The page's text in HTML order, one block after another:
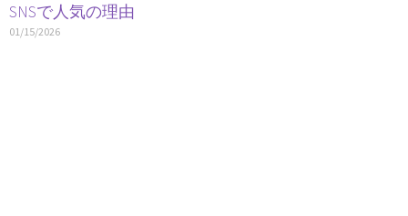
SNSで人気の理由
01/15/2026